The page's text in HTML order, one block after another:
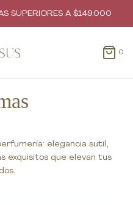
SUPERIORES A $149.000
0
elegancia sutil,
exquisitos que elevan tus